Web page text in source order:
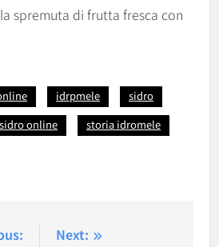
spremuta di frutta fresca con
idrpmele
sidro
sidro online
storia idromele
Next: